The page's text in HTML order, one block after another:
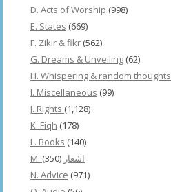
D. Acts of Worship (998)
E. States (669)
F. Zikir & fikr (562)
G. Dreams & Unveiling (62)
H. Whispering & random thoughts
I. Miscellaneous (99)
J. Rights (1,128)
K. Fiqh (178)
L. Books (140)
M. اشعار (350)
N. Advice (971)